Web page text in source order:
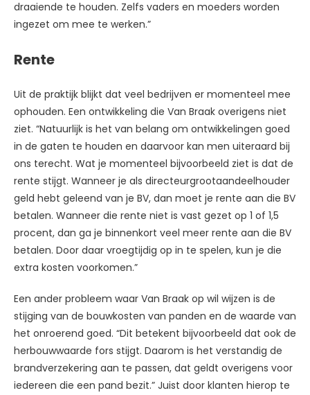
draaiende te houden. Zelfs vaders en moeders worden
ingezet om mee te werken.”
Rente
Uit de praktijk blijkt dat veel bedrijven er momenteel mee
ophouden. Een ontwikkeling die Van Braak overigens niet
ziet. “Natuurlijk is het van belang om ontwikkelingen goed
in de gaten te houden en daarvoor kan men uiteraard bij
ons terecht. Wat je momenteel bijvoorbeeld ziet is dat de
rente stijgt. Wanneer je als directeurgrootaandeelhouder
geld hebt geleend van je BV, dan moet je rente aan die BV
betalen. Wanneer die rente niet is vast gezet op 1 of 1,5
procent, dan ga je binnenkort veel meer rente aan die BV
betalen. Door daar vroegtijdig op in te spelen, kun je die
extra kosten voorkomen.”
Een ander probleem waar Van Braak op wil wijzen is de
stijging van de bouwkosten van panden en de waarde van
het onroerend goed. “Dit betekent bijvoorbeeld dat ook de
herbouwwaarde fors stijgt. Daarom is het verstandig de
brandverzekering aan te passen, dat geldt overigens voor
iedereen die een pand bezit.” Juist door klanten hierop te